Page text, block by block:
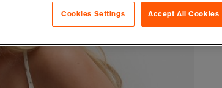
Accept All Cookies
Cookies Settings